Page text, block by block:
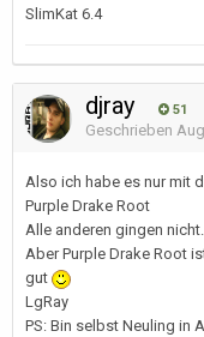
SlimKat 6.4
djray 51
Geschrieben
Also ich habe es nur mit
Purple Drake Root
Alle anderen gingen
Aber Purple Drake Root
gut
LgRay
PS: Bin selbst Neuling in